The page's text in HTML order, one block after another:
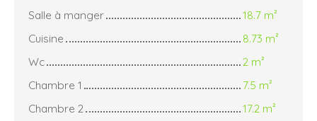
Salle à manger
18.7 m²
Cuisine
8.73 m²
Wc
2 m²
Chambre 1
7.5 m²
Chambre 2
17.2 m²